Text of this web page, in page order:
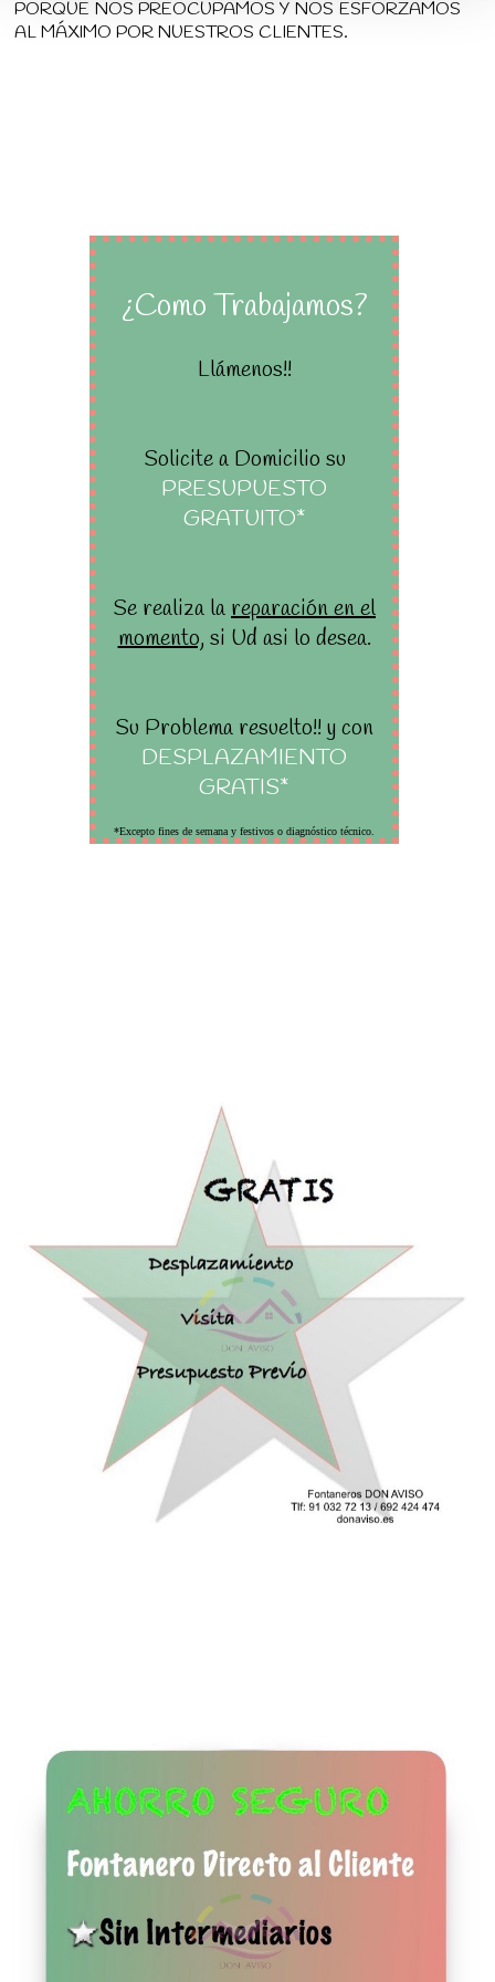
PORQUE NOS PREOCUPAMOS Y NOS ESFORZAMOS
AL MÁXIMO POR NUESTROS CLIENTES.
¿Como Trabajamos?
Llámenos!!
Solicite a Domicilio su
PRESUPUESTO
GRATUITO*
Se realiza lareparación en el
momento, si Ud asi lo desea.
Su Problema resuelto!! y con
DESPLAZAMIENTO
GRATIS*
*Excepto fines de semana y festivos o diagnóstico técnico.